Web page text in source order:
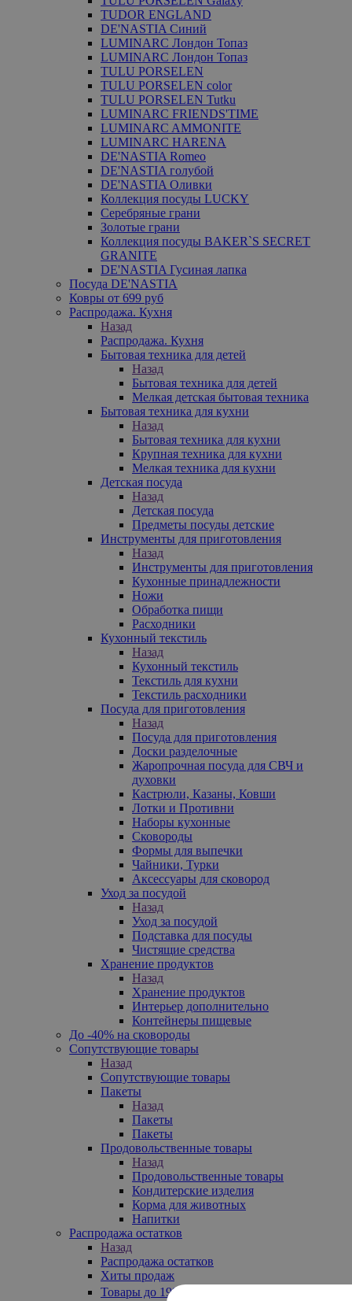
TUDOR ENGLAND
DE'NASTIA Синий
LUMINARC Лондон Топаз
LUMINARC Лондон Топаз
TULU PORSELEN
TULU PORSELEN color
TULU PORSELEN Tutku
LUMINARC FRIENDS'TIME
LUMINARC AMMONITE
LUMINARC HARENA
DE'NASTIA Romeo
DE'NASTIA голубой
DE'NASTIA Оливки
Коллекция посуды LUCKY
Серебряные грани
Золотые грани
Коллекция посуды BAKER`S SECRET
GRANITE
DE'NASTIA Гусиная лапка
Посуда DE'NASTIA
Ковры от 699 руб
Распродажа. Кухня
Назад
Распродажа. Кухня
Бытовая техника для детей
Назад
Бытовая техника для детей
Мелкая детская бытовая техника
Бытовая техника для кухни
Назад
Бытовая техника для кухни
Крупная техника для кухни
Мелкая техника для кухни
Детская посуда
Назад
Детская посуда
Предметы посуды детские
Инструменты для приготовления
Назад
Инструменты для приготовления
Кухонные принадлежности
Ножи
Обработка пищи
Расходники
Кухонный текстиль
Назад
Кухонный текстиль
Текстиль для кухни
Текстиль расходники
Посуда для приготовления
Назад
Посуда для приготовления
Доски разделочные
Жаропрочная посуда для СВЧ и
духовки
Кастрюли, Казаны, Ковши
Лотки и Противни
Наборы кухонные
Сковороды
Формы для выпечки
Чайники, Турки
Аксессуары для сковород
Уход за посудой
Назад
Уход за посудой
Подставка для посуды
Чистящие средства
Хранение продуктов
Назад
Хранение продуктов
Интерьер дополнительно
Контейнеры пищевые
До -40% на сковороды
Сопутствующие товары
Назад
Сопутствующие товары
Пакеты
Назад
Пакеты
Пакеты
Продовольственные товары
Назад
Продовольственные товары
Кондитерские изделия
Корма для животных
Напитки
Распродажа остатков
Назад
Распродажа остатков
Хиты продаж
Товары до 199₽